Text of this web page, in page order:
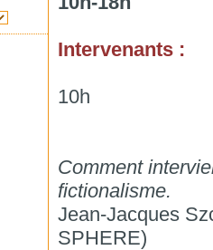
Intervenants :
10h
Comment
fictionalisme.
Jean-Jacques
SPHERE)